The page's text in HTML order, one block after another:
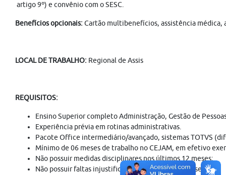
artigo 9º) e convênio com o SESC.
Benefícios opcionais:Cartão multibenefícios, assistência médica,
LOCAL DE TRABALHO: Regional de Assis
REQUISITOS:
Ensino Superior completo Administração, Gestão de
Experiência prévia em rotinas administrativas.
Pacote Office intermediário/avançado, sistemas TOTVS
Mínimo de 06 meses de trabalho no CEJAM, em efetivo
Não possuir medidas disciplinares nos últimos 12 meses;
Não possuir faltas injustificadas nos últimos 12 meses;